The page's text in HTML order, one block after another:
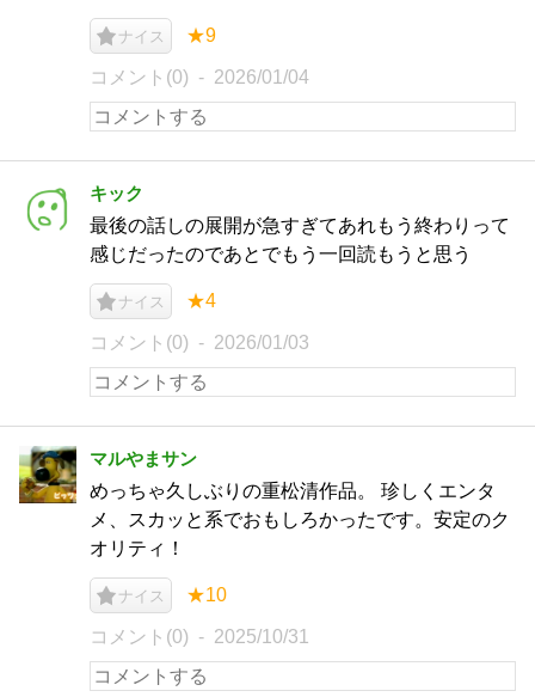
ナイス ★9
コメント(0) 2026/01/04
キック
最後の話しの展開が急すぎてあれもう終わりって
感じだったのであとでもう一回読もうと思う
ナイス ★4
コメント(0) 2026/01/03
マルやまサン
めっちゃ久しぶりの重松清作品。 珍しくエンタ
メ、スカッと系でおもしろかったです。安定のク
オリティ！
ナイス ★10
コメント(0) 2025/10/31